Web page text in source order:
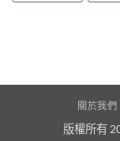
關於我們
版權所有